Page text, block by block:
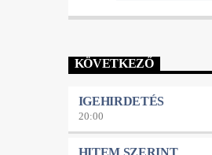
közösségeket,
Gyülekezetek egységes
jelentkező Podcastot. De
KÖVETKEZŐ
IGEHIRDETÉS
20:00
HITEM SZERINT